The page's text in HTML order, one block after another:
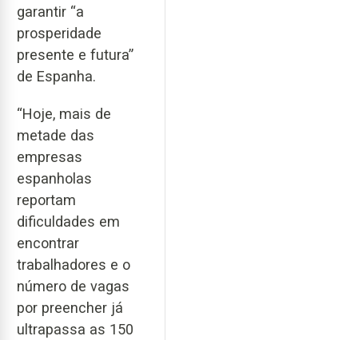
garantir “a
prosperidade
presente e futura”
de Espanha.
“Hoje, mais de
metade das
empresas
espanholas
reportam
dificuldades em
encontrar
trabalhadores e o
número de vagas
por preencher já
ultrapassa as 150